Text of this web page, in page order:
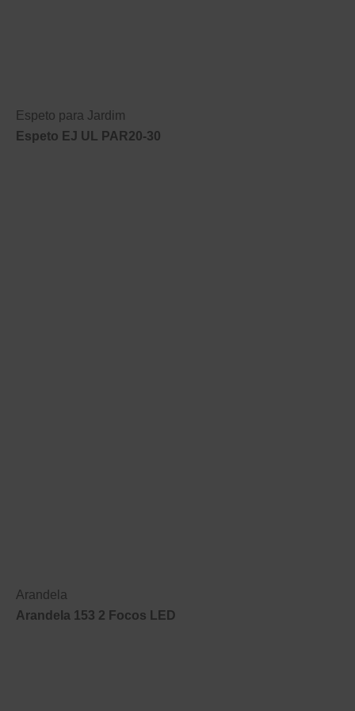
Espeto para Jardim
Espeto EJ UL PAR20-30
Arandela
Arandela 153 2 Focos LED